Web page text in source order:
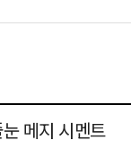
메지 시멘트